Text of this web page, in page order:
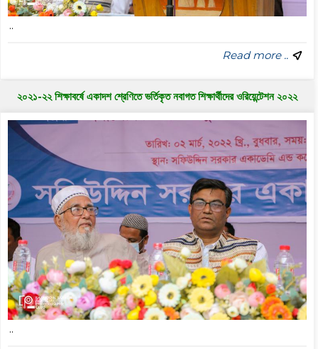
..
Read more ..
২০২১-২২ শিক্ষাবর্ষে একাদশ শ্রেণিতে ভর্তিকৃত নবাগত শিক্ষার্থীদের ওরিয়েন্টেশন ২০২২
..